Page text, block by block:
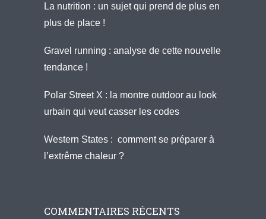
La nutrition : un sujet qui prend de plus en
plus de place !
Gravel running : analyse de cette nouvelle
tendance !
Polar Street X : la montre outdoor au look
urbain qui veut casser les codes
Western States : comment se préparer à
l’extrême chaleur ?
COMMENTAIRES RÉCENTS